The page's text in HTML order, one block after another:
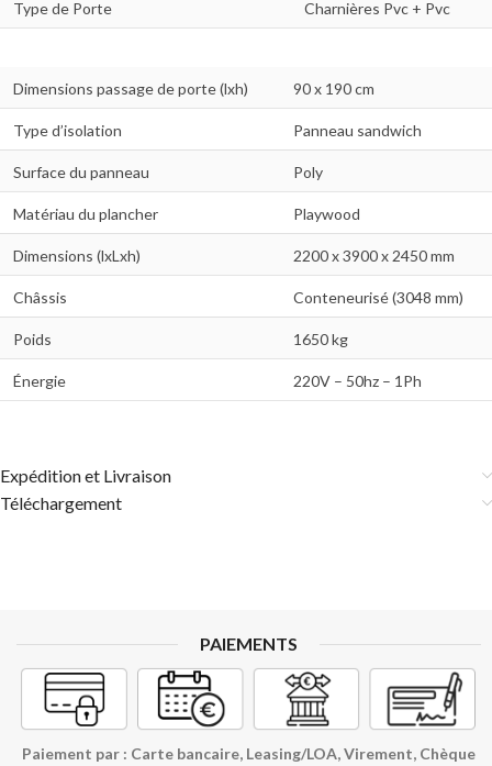
Type de Porte Charnières Pvc + Pvc
Dimensions passage de porte (lxh) 90 x 190 cm
Type d’isolation Panneau sandwich
Surface du panneau Poly
Matériau du plancher Playwood
Dimensions (lxLxh) 2200 x 3900 x 2450 mm
Châssis Conteneurisé (3048 mm)
Poids 1650 kg
Énergie 220V – 50hz – 1Ph
Expédition et Livraison
Téléchargement
PAIEMENTS
Paiement par : Carte bancaire, Leasing/LOA, Virement, Chèque